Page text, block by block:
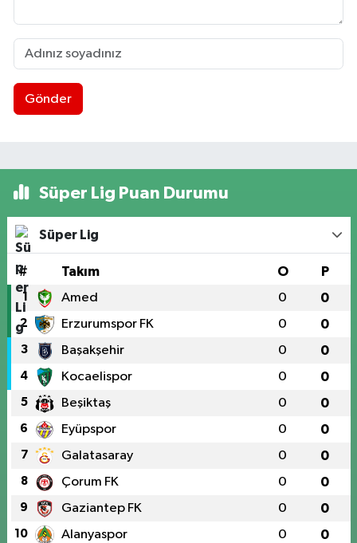
Gönder
Süper Lig Puan Durumu
Süper Lig
# Takım O P
1 Amed 0 0
2 Erzurumspor FK 0 0
3 Başakşehir 0 0
4 Kocaelispor 0 0
5 Beşiktaş 0 0
6 Eyüpspor 0 0
7 Galatasaray 0 0
8 Çorum FK 0 0
9 Gaziantep FK 0 0
10 Alanyaspor 0 0